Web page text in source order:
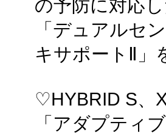
の予防に対応
「デュアルセ
キサポートⅡ」
♡HYBRID S、
「アダプティ